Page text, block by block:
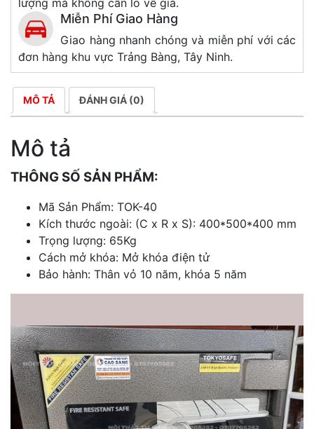
lượng mà không cần lo về giá.
Miễn Phí Giao Hàng
Giao hàng nhanh chóng và miễn phí với các
đơn hàng khu vực Trảng Bàng, Tây Ninh.
MÔ TẢ ĐÁNH GIÁ (0)
Mô tả
THÔNG SỐ SẢN PHẨM:
Mã Sản Phẩm: TOK-40
Kích thước ngoài: (C x R x S): 400*500*400 mm
Trọng lượng: 65Kg
Cách mở khóa: Mở khóa điện tử
Bảo hành: Thân vỏ 10 năm, khóa 5 năm